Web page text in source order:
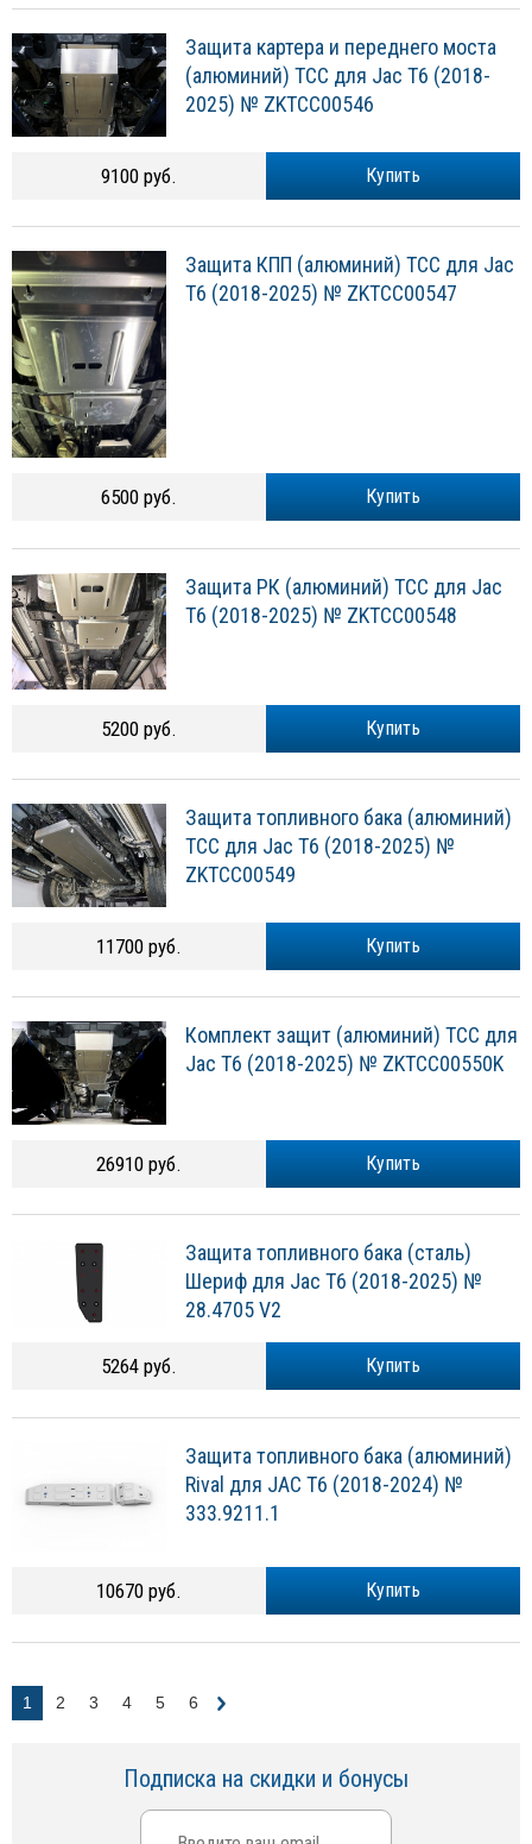
Защита картера и переднего моста
(алюминий) ТСС для Jac T6 (2018-
2025) № ZKTCC00546
Купить
9100 руб.
Защита КПП (алюминий) ТСС для Jac
T6 (2018-2025) № ZKTCC00547
Купить
6500 руб.
Защита РК (алюминий) ТСС для Jac
T6 (2018-2025) № ZKTCC00548
Купить
5200 руб.
Защита топливного бака (алюминий)
ТСС для Jac T6 (2018-2025) №
ZKTCC00549
Купить
11700 руб.
Комплект защит (алюминий) ТСС для
Jac T6 (2018-2025) № ZKTCC00550K
Купить
26910 руб.
Защита топливного бака (сталь)
Шериф для Jac T6 (2018-2025) №
28.4705 V2
Купить
5264 руб.
Защита топливного бака (алюминий)
Rival для JAC T6 (2018-2024) №
333.9211.1
Купить
10670 руб.
1 2 3 4 5 6
Подписка на скидки и бонусы